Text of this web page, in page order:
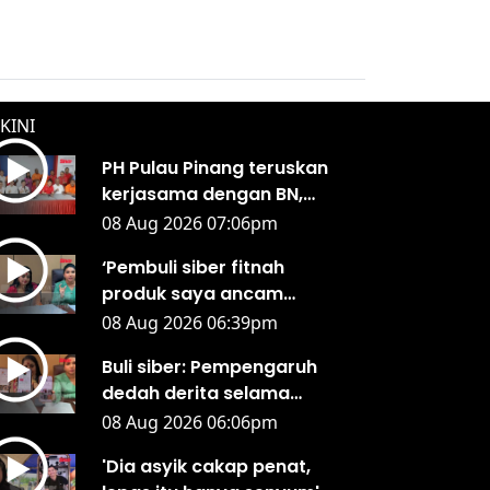
PH Pulau Pinang teruskan
kerjasama dengan BN,
UMNO
08 Aug 2026 07:06pm
‘Pembuli siber fitnah
produk saya ancam
kesihatan awam’
08 Aug 2026 06:39pm
Buli siber: Pempengaruh
dedah derita selama
bertahun
08 Aug 2026 06:06pm
'Dia asyik cakap penat,